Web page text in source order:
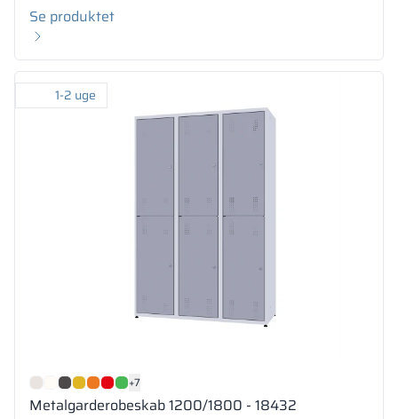
Se produktet
1-2 uge
+7
Metalgarderobeskab 1200/1800 - 18432